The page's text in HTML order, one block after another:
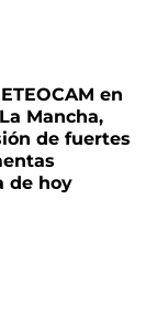
en
Mancha,
de fuertes
de hoy